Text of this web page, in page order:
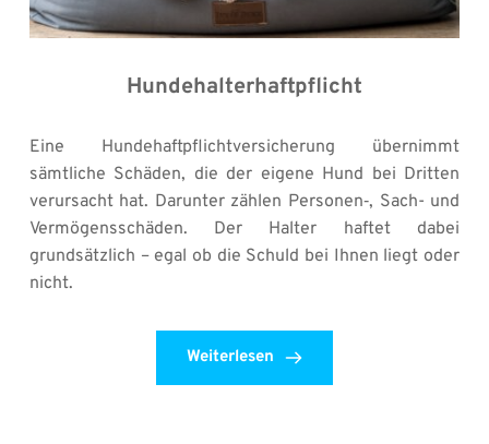
Hundehalterhaftpflicht
Eine Hundehaftpflichtversicherung übernimmt
sämtliche Schäden, die der eigene Hund bei Dritten
verursacht hat. Darunter zählen Personen‐, Sach- und
Vermögensschäden. Der Halter haftet dabei
grundsätzlich – egal ob die Schuld bei Ihnen liegt oder
nicht.
Weiterlesen